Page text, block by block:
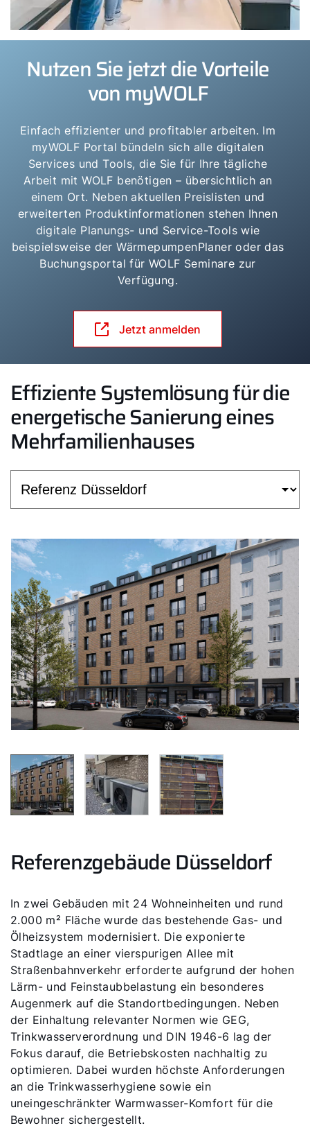
Nutzen Sie jetzt die Vorteile
von myWOLF
Einfach effizienter und profitabler arbeiten. Im
myWOLF Portal bündeln sich alle digitalen
Services und Tools, die Sie für Ihre tägliche
Arbeit mit WOLF benötigen – übersichtlich an
einem Ort. Neben aktuellen Preislisten und
erweiterten Produktinformationen stehen Ihnen
digitale Planungs- und Service-Tools wie
beispielsweise der WärmepumpenPlaner oder das
Buchungsportal für WOLF Seminare zur
Verfügung.
Jetzt anmelden
Effiziente Systemlösung für die
energetische Sanierung eines
Mehrfamilienhauses
Referenzgebäude Düsseldorf
In zwei Gebäuden mit 24 Wohneinheiten und rund
2.000 m² Fläche wurde das bestehende Gas- und
Ölheizsystem modernisiert. Die exponierte
Stadtlage an einer vierspurigen Allee mit
Straßenbahnverkehr erforderte aufgrund der hohen
Lärm- und Feinstaubbelastung ein besonderes
Augenmerk auf die Standortbedingungen. Neben
der Einhaltung relevanter Normen wie GEG,
Trinkwasserverordnung und DIN 1946-6 lag der
Fokus darauf, die Betriebskosten nachhaltig zu
optimieren. Dabei wurden höchste Anforderungen
an die Trinkwasserhygiene sowie ein
uneingeschränkter Warmwasser-Komfort für die
Bewohner sichergestellt.